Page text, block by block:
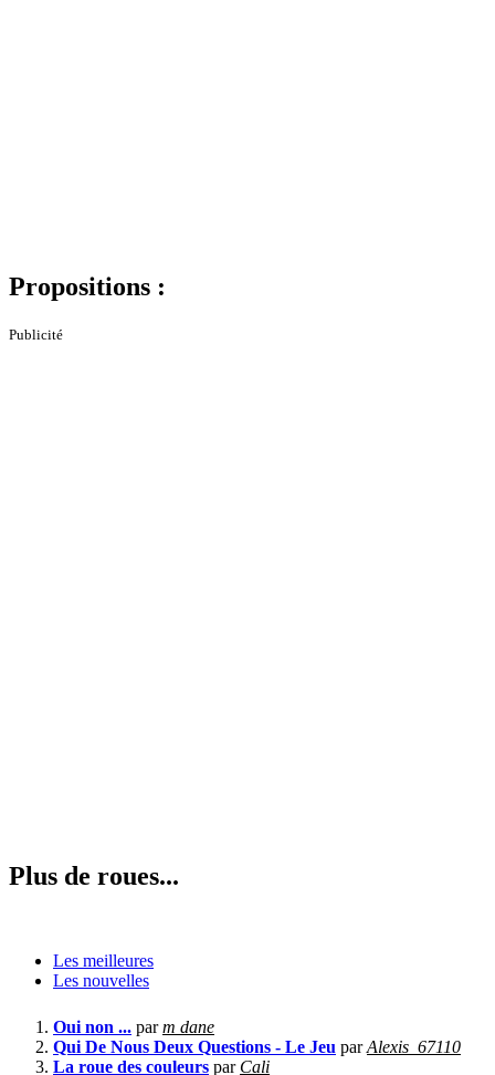
Propositions :
Publicité
Plus de roues...
Les meilleures
Les nouvelles
Oui non ... parm dane
Qui De Nous Deux Questions - Le Jeu parAlexis_67110
La roue des couleurs par Cali